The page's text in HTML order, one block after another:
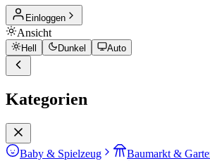
Einloggen
Ansicht
Hell Dunkel Auto
Kategorien
Baby & Spielzeug Baumarkt &